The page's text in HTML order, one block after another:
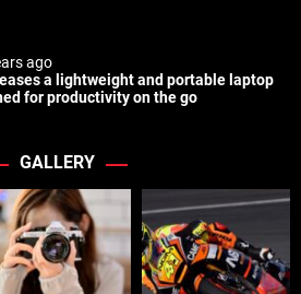
ago
a lightweight and portable laptop
for productivity on the go
GALLERY